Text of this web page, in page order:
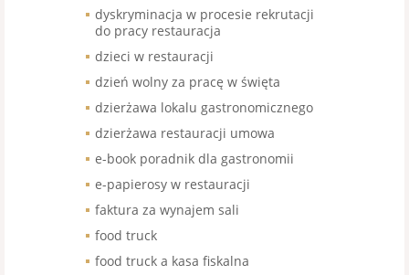
dyskryminacja w procesie rekrutacji
do pracy restauracja
dzieci w restauracji
dzień wolny za pracę w święta
dzierżawa lokalu gastronomicznego
dzierżawa restauracji umowa
e-book poradnik dla gastronomii
e-papierosy w restauracji
faktura za wynajem sali
food truck
food truck a kasa fiskalna